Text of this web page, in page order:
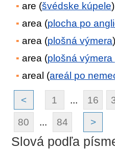
are (švédske kúpele)
area (plocha po
area (plošná výmera)
area (plošná
areal (areál po
< 1 ... 16
80 ... 84 >
Slová podľa